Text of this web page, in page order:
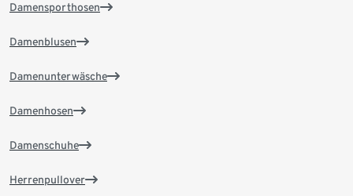
Damensporthosen
Damenblusen
Damenunterwäsche
Damenhosen
Damenschuhe
Herrenpullover